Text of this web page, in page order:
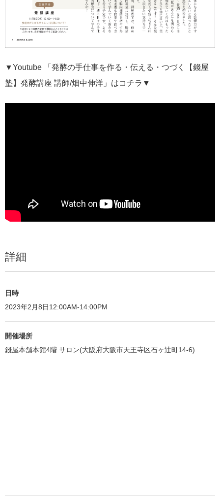
▼Youtube 「発酵の手仕事を作る・伝える・つづく【錢屋
塾】発酵講座 講師/畑中伸洋」はコチラ▼
詳細
日時
2023年2月8日12:00AM-14:00PM
開催場所
錢屋本舗本館4階 サロン(大阪府大阪市天王寺区石ヶ辻町14-6)